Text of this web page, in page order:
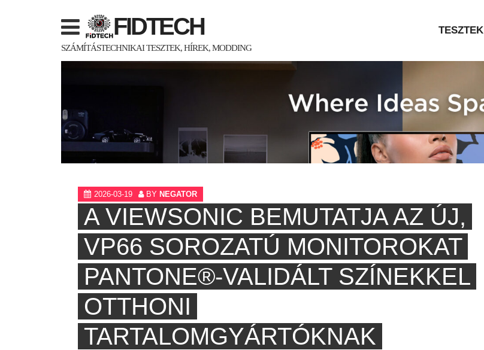
FIDTECH
SZÁMÍTÁSTECHNIKAI TESZTEK, HÍREK, MODDING
TESZTEK
2026-03-19 BY NEGATOR
A VIEWSONIC BEMUTATJA AZ ÚJ,
VP66 SOROZATÚ MONITOROKAT
PANTONE®-VALIDÁLT SZÍNEKKEL
OTTHONI
TARTALOMGYÁRTÓKNAK